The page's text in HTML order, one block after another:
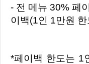
- 전 메뉴 30% 페
이백(1인 1만원
*페이백 한도는 1인당 최대 1만원 상당의 PCI이